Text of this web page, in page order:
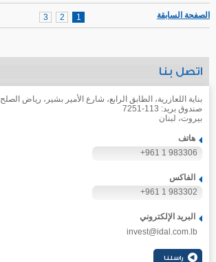
1
2
3 الصفحة السابقة
اتصل بنا
بناية اللعازرية، الطابق الرابع، شارع الأمير بشير، رياض الصلح
صندوق بريد: 113-7251
بيروت، لبنان
هاتف
+961 1 983306
الفاكس
+961 1 983302
البريد الإلكتروني
invest@idal.com.lb